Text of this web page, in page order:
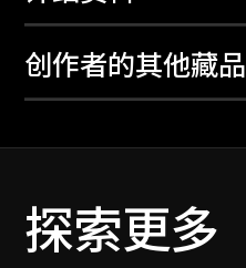
创作者的其他藏品
探索更多